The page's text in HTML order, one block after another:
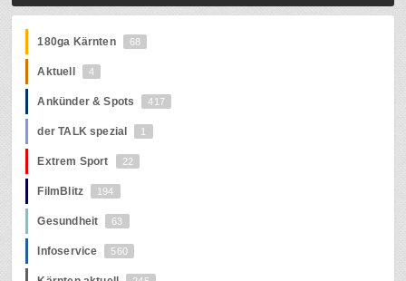
180ga Kärnten 68
Aktuell 4
Ankünder & Spots 417
der TALK spezial 1
Extrem Sport 22
FilmBlitz 194
Gesundheit 63
Infoservice 560